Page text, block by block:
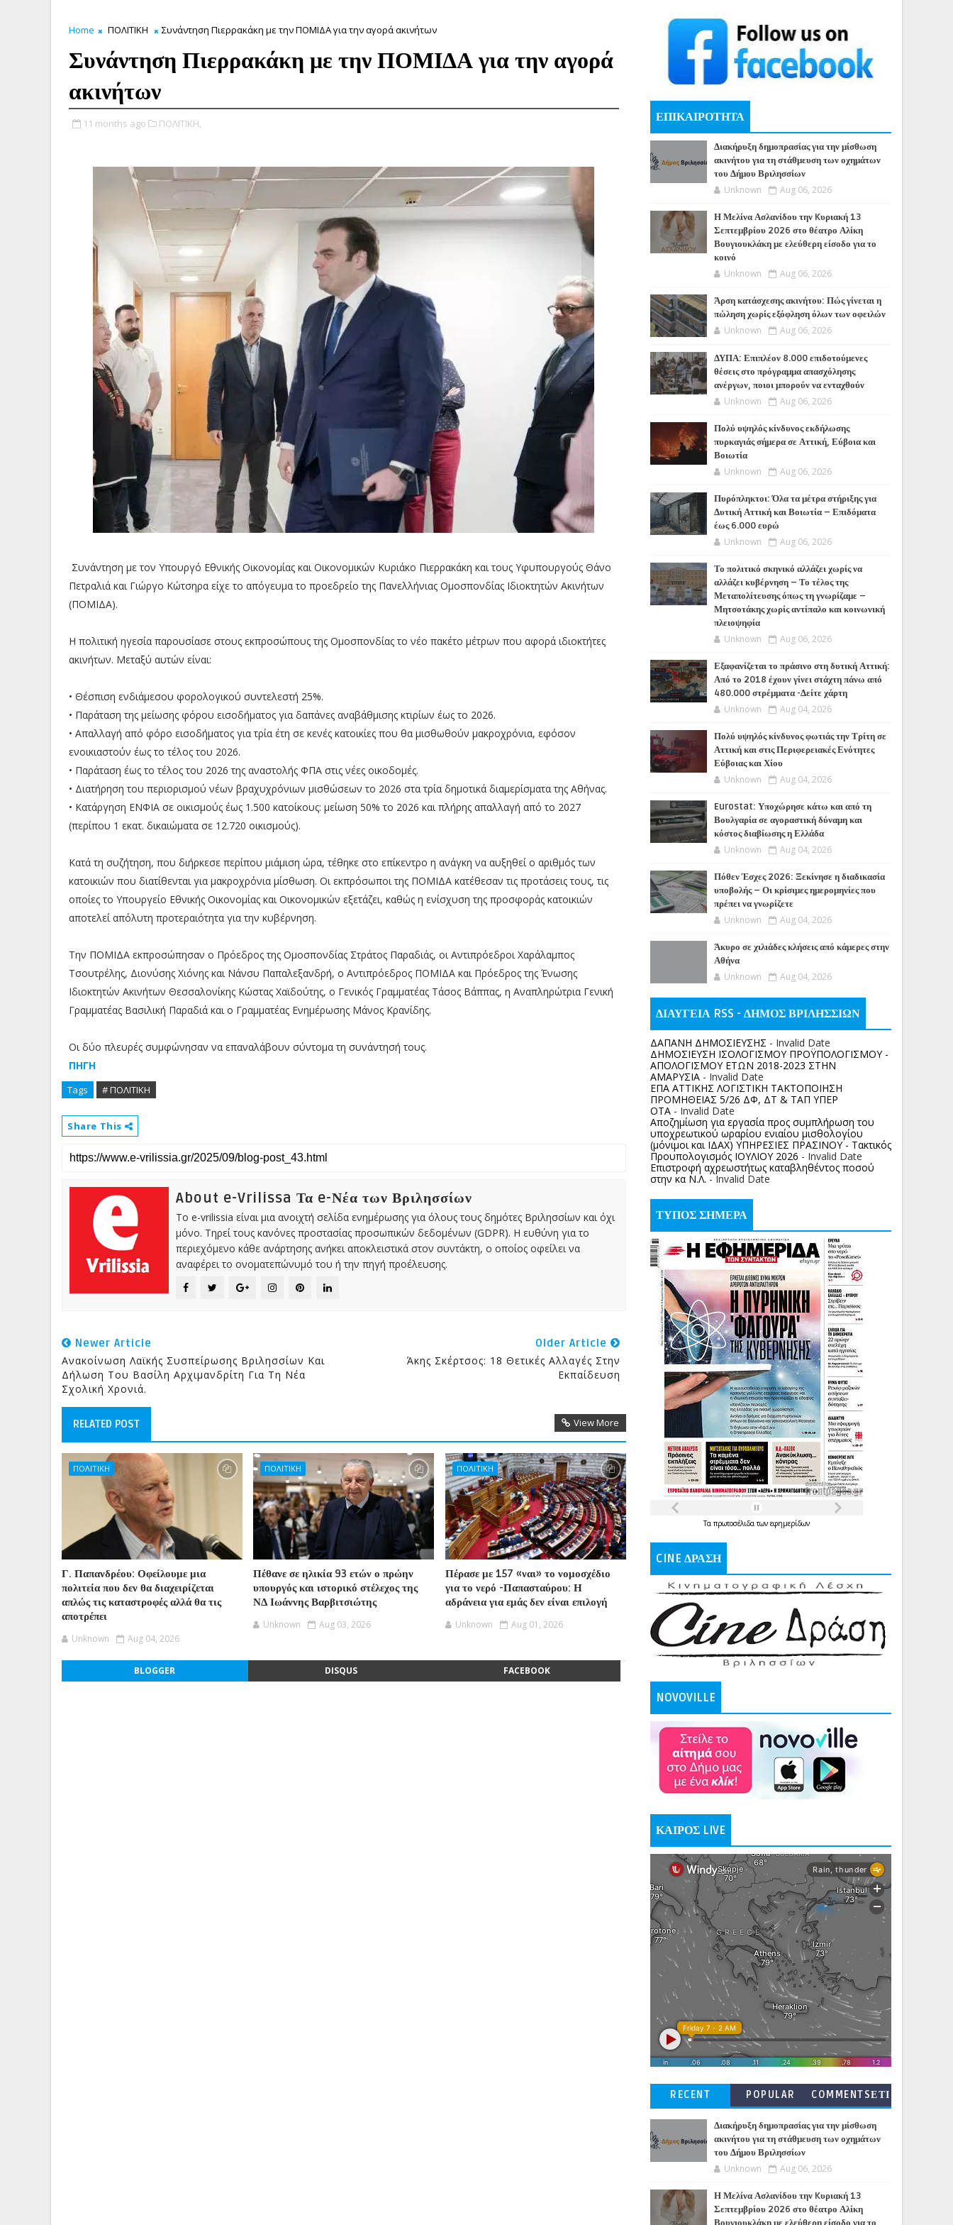
Home ΠΟΛΙΤΙΚΗ Συνάντηση Πιερρακάκη με την ΠΟΜΙΔΑ για την αγορά ακινήτων
Συνάντηση Πιερρακάκη με την ΠΟΜΙΔΑ για την αγορά
ακινήτων
11 months ago ΠΟΛΙΤΙΚΗ,
Συνάντηση με τον Υπουργό Εθνικής Οικονομίας και Οικονομικών Κυριάκο Πιερρακάκη και τους Υφυπουργούς Θάνο
Πετραλιά και Γιώργο Κώτσηρα είχε το απόγευμα το προεδρείο της Πανελλήνιας Ομοσπονδίας Ιδιοκτητών Ακινήτων
(ΠΟΜΙΔΑ).
Η πολιτική ηγεσία παρουσίασε στους εκπροσώπους της Ομοσπονδίας το νέο πακέτο μέτρων που αφορά ιδιοκτήτες
ακινήτων. Μεταξύ αυτών είναι:
• Θέσπιση ενδιάμεσου φορολογικού συντελεστή 25%.
• Παράταση της μείωσης φόρου εισοδήματος για δαπάνες αναβάθμισης κτιρίων έως το 2026.
• Απαλλαγή από φόρο εισοδήματος για τρία έτη σε κενές κατοικίες που θα μισθωθούν μακροχρόνια, εφόσον
ενοικιαστούν έως το τέλος του 2026.
• Παράταση έως το τέλος του 2026 της αναστολής ΦΠΑ στις νέες οικοδομές.
• Διατήρηση του περιορισμού νέων βραχυχρόνιων μισθώσεων το 2026 στα τρία δημοτικά διαμερίσματα της Αθήνας.
• Κατάργηση ΕΝΦΙΑ σε οικισμούς έως 1.500 κατοίκους: μείωση 50% το 2026 και πλήρης απαλλαγή από το 2027
(περίπου 1 εκατ. δικαιώματα σε 12.720 οικισμούς).
Κατά τη συζήτηση, που διήρκεσε περίπου μιάμιση ώρα, τέθηκε στο επίκεντρο η ανάγκη να αυξηθεί ο αριθμός των
κατοικιών που διατίθενται για μακροχρόνια μίσθωση. Οι εκπρόσωποι της ΠΟΜΙΔΑ κατέθεσαν τις προτάσεις τους, τις
οποίες το Υπουργείο Εθνικής Οικονομίας και Οικονομικών εξετάζει, καθώς η ενίσχυση της προσφοράς κατοικιών
αποτελεί απόλυτη προτεραιότητα για την κυβέρνηση.
Την ΠΟΜΙΔΑ εκπροσώπησαν ο Πρόεδρος της Ομοσπονδίας Στράτος Παραδιάς, οι Αντιπρόεδροι Χαράλαμπος
Τσουτρέλης, Διονύσης Χιόνης και Νάνσυ Παπαλεξανδρή, ο Αντιπρόεδρος ΠΟΜΙΔΑ και Πρόεδρος της Ένωσης
Ιδιοκτητών Ακινήτων Θεσσαλονίκης Κώστας Χαϊδούτης, ο Γενικός Γραμματέας Τάσος Βάππας, η Αναπληρώτρια Γενική
Γραμματέας Βασιλική Παραδιά και ο Γραμματέας Ενημέρωσης Μάνος Κρανίδης.
Οι δύο πλευρές συμφώνησαν να επαναλάβουν σύντομα τη συνάντησή τους.
ΠΗΓΗ
Tags # ΠΟΛΙΤΙΚΗ
Share This
About e-Vrilissa Τα e-Νέα των Βριλησσίων
Το e-vrilissia είναι μια ανοιχτή σελίδα ενημέρωσης για όλους τους δημότες Βριλησσίων και όχι
μόνο. Τηρεί τους κανόνες προστασίας προσωπικών δεδομένων (GDPR). Η ευθύνη για το
περιεχόμενο κάθε ανάρτησης ανήκει αποκλειστικά στον συντάκτη, ο οποίος οφείλει να
αναφέρει το ονοματεπώνυμό του ή την πηγή προέλευσης.
Newer Article
Ανακοίνωση Λαϊκής Συσπείρωσης Βριλησσίων Και
Δήλωση Του Βασίλη Αρχιμανδρίτη Για Τη Νέα
Σχολική Χρονιά.
Older Article
Άκης Σκέρτσος: 18 Θετικές Αλλαγές Στην
Εκπαίδευση
RELATED POST View More
ΠΟΛΙΤΙΚΗ
Γ. Παπανδρέου: Οφείλουμε μια
πολιτεία που δεν θα διαχειρίζεται
απλώς τις καταστροφές αλλά θα τις
αποτρέπει
Unknown Aug 04, 2026
ΠΟΛΙΤΙΚΗ
Πέθανε σε ηλικία 93 ετών ο πρώην
υπουργός και ιστορικό στέλεχος της
ΝΔ Ιωάννης Βαρβιτσιώτης
Unknown Aug 03, 2026
ΠΟΛΙΤΙΚΗ
Πέρασε με 157 «ναι» το νομοσχέδιο
για το νερό -Παπασταύρου: Η
αδράνεια για εμάς δεν είναι επιλογή
Unknown Aug 01, 2026
BLOGGER DISQUS FACEBOOK
ΕΠΙΚΑΙΡΟΤΗΤΑ
Διακήρυξη δημοπρασίας για την μίσθωση
ακινήτου για τη στάθμευση των οχημάτων
του Δήμου Βριλησσίων
Unknown Aug 06, 2026
Η Μελίνα Ασλανίδου την Kυριακή 13
Σεπτεμβρίου 2026 στο θέατρο Αλίκη
Βουγιουκλάκη με ελεύθερη είσοδο για το
κοινό
Unknown Aug 06, 2026
Άρση κατάσχεσης ακινήτου: Πώς γίνεται η
πώληση χωρίς εξόφληση όλων των οφειλών
Unknown Aug 06, 2026
ΔΥΠΑ: Επιπλέον 8.000 επιδοτούμενες
θέσεις στο πρόγραμμα απασχόλησης
ανέργων, ποιοι μπορούν να ενταχθούν
Unknown Aug 06, 2026
Πολύ υψηλός κίνδυνος εκδήλωσης
πυρκαγιάς σήμερα σε Αττική, Εύβοια και
Βοιωτία
Unknown Aug 06, 2026
Πυρόπληκτοι: Όλα τα μέτρα στήριξης για
Δυτική Αττική και Βοιωτία – Επιδόματα
έως 6.000 ευρώ
Unknown Aug 06, 2026
Το πολιτικό σκηνικό αλλάζει χωρίς να
αλλάζει κυβέρνηση – Το τέλος της
Μεταπολίτευσης όπως τη γνωρίζαμε –
Μητσοτάκης χωρίς αντίπαλο και κοινωνική
πλειοψηφία
Unknown Aug 06, 2026
Εξαφανίζεται το πράσινο στη δυτική Αττική:
Από το 2018 έχουν γίνει στάχτη πάνω από
480.000 στρέμματα -Δείτε χάρτη
Unknown Aug 04, 2026
Πολύ υψηλός κίνδυνος φωτιάς την Τρίτη σε
Αττική και στις Περιφερειακές Ενότητες
Εύβοιας και Χίου
Unknown Aug 04, 2026
Eurostat: Υποχώρησε κάτω και από τη
Βουλγαρία σε αγοραστική δύναμη και
κόστος διαβίωσης η Ελλάδα
Unknown Aug 04, 2026
Πόθεν Έσχες 2026: Ξεκίνησε η διαδικασία
υποβολής – Οι κρίσιμες ημερομηνίες που
πρέπει να γνωρίζετε
Unknown Aug 04, 2026
Άκυρο σε χιλιάδες κλήσεις από κάμερες στην
Αθήνα
Unknown Aug 04, 2026
ΔΙΑΥΓΕΙΑ RSS - ΔΗΜΟΣ ΒΡΙΛΗΣΣΙΩΝ
ΔΑΠΑΝΗ ΔΗΜΟΣΙΕΥΣΗΣ - Invalid Date
ΔΗΜΟΣΙΕΥΣΗ ΙΣΟΛΟΓΙΣΜΟΥ ΠΡΟΫΠΟΛΟΓΙΣΜΟΥ -
ΑΠΟΛΟΓΙΣΜΟΥ ΕΤΩΝ 2018-2023 ΣΤΗΝ
ΑΜΑΡΥΣΙΑ - Invalid Date
ΕΠΑ ΑΤΤΙΚΗΣ ΛΟΓΙΣΤΙΚΗ ΤΑΚΤΟΠΟΙΗΣΗ
ΠΡΟΜΗΘΕΙΑΣ 5/26 ΔΦ, ΔΤ & ΤΑΠ ΥΠΕΡ
ΟΤΑ - Invalid Date
Αποζημίωση για εργασία προς συμπλήρωση του
υποχρεωτικού ωραρίου ενιαίου μισθολογίου
(μόνιμοι και ΙΔΑΧ) ΥΠΗΡΕΣΙΕΣ ΠΡΑΣΙΝΟΥ - Τακτικός
Προυπολογισμός ΙΟΥΛΙΟΥ 2026 - Invalid Date
Επιστροφή αχρεωστήτως καταβληθέντος ποσoύ
στην κα Ν.Λ. - Invalid Date
ΤΥΠΟΣ ΣΗΜΕΡΑ
Τα πρωτοσέλιδατων εφημερίδων
CINE ΔΡΑΣΗ
NOVOVILLE
ΚΑΙΡΟΣ LIVE
RECENT POPULAR
COMMENTSΕΤΙ
Διακήρυξη δημοπρασίας για την μίσθωση
ακινήτου για τη στάθμευση των οχημάτων
του Δήμου Βριλησσίων
Unknown Aug 06, 2026
Η Μελίνα Ασλανίδου την Kυριακή 13
Σεπτεμβρίου 2026 στο θέατρο Αλίκη